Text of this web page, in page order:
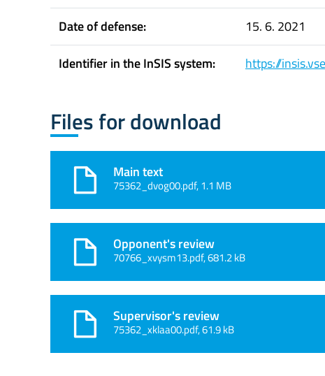
Date of defense:
15. 6. 2021
Identifier in the InSIS system:
https://
Files for download
Main text
75362_dvog00.pdf, 1.1 MB
Opponent's review
70766_xvysm13.pdf, 681.2 kB
Supervisor's review
75362_xklaa00.pdf, 61.9 kB